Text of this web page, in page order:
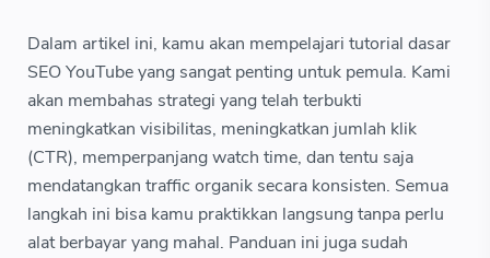
Dalam artikel ini, kamu akan mempelajari tutorial dasar
SEO YouTube yang sangat penting untuk pemula. Kami
akan membahas strategi yang telah terbukti
meningkatkan visibilitas, meningkatkan jumlah klik
(CTR), memperpanjang watch time, dan tentu saja
mendatangkan traffic organik secara konsisten. Semua
langkah ini bisa kamu praktikkan langsung tanpa perlu
alat berbayar yang mahal. Panduan ini juga sudah